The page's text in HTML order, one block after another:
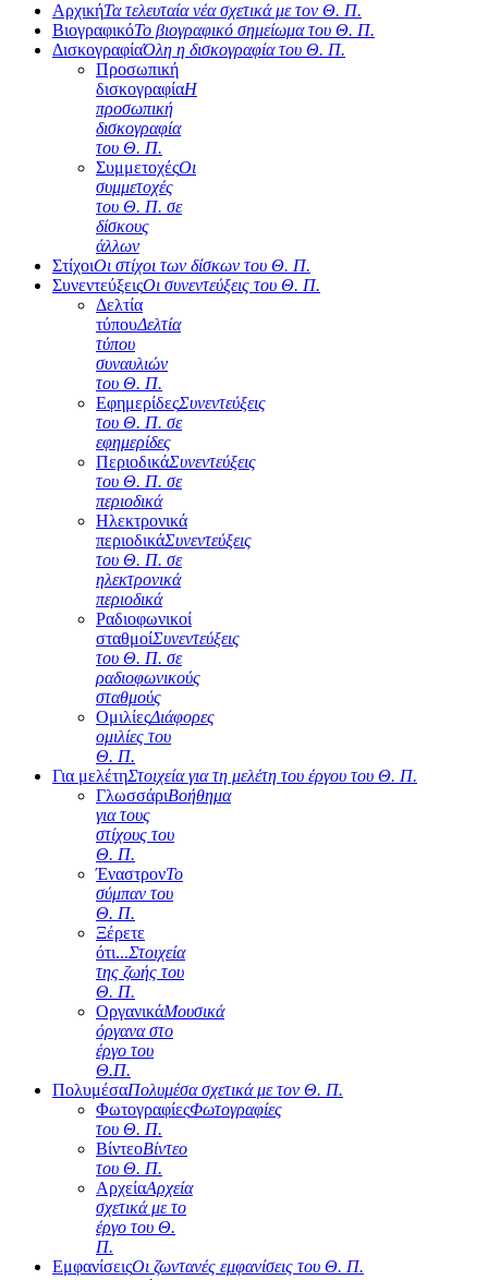
ΑρχικήΤα τελευταία νέα σχετικά με τον Θ. Π.
ΒιογραφικόΤο βιογραφικό σημείωμα του Θ. Π.
ΔισκογραφίαΌλη η δισκογραφία του Θ. Π.
Προσωπική
δισκογραφίαΗ
προσωπική
δισκογραφία
του Θ. Π.
ΣυμμετοχέςΟι
συμμετοχές
του Θ. Π. σε
δίσκους
άλλων
ΣτίχοιΟι στίχοι των δίσκων του Θ. Π.
ΣυνεντεύξειςΟι συνεντεύξεις του Θ. Π.
Δελτία
τύπουΔελτία
τύπου
συναυλιών
του Θ. Π.
ΕφημερίδεςΣυνεντεύξεις
του Θ. Π. σε
εφημερίδες
ΠεριοδικάΣυνεντεύξεις
του Θ. Π. σε
περιοδικά
Ηλεκτρονικά
περιοδικάΣυνεντεύξεις
του Θ. Π. σε
ηλεκτρονικά
περιοδικά
Ραδιοφωνικοί
σταθμοίΣυνεντεύξεις
του Θ. Π. σε
ραδιοφωνικούς
σταθμούς
ΟμιλίεςΔιάφορες
ομιλίες του
Θ. Π.
Για μελέτηΣτοιχεία για τη μελέτη του έργου του Θ. Π.
ΓλωσσάριΒοήθημα
για τους
στίχους του
Θ. Π.
ΈναστρονΤο
σύμπαν του
Θ. Π.
Ξέρετε
ότι...Στοιχεία
της ζωής του
Θ. Π.
ΟργανικάΜουσικά
όργανα στο
έργο του
Θ.Π.
ΠολυμέσαΠολυμέσα σχετικά με τον Θ. Π.
ΦωτογραφίεςΦωτογραφίες
του Θ. Π.
ΒίντεοΒίντεο
του Θ. Π.
ΑρχείαΑρχεία
σχετικά με το
έργο του Θ.
Π.
ΕμφανίσειςΟι ζωντανές εμφανίσεις του Θ. Π.